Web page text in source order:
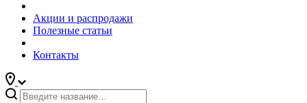
Акции и распродажи
Полезные статьи
Контакты